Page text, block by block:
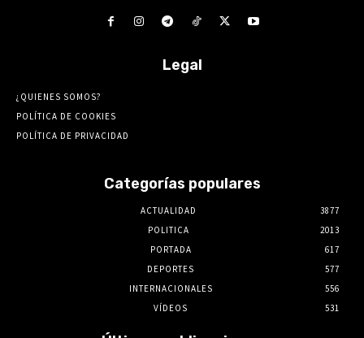
Legal
¿QUIENES SOMOS?
POLÍTICA DE COOKIES
POLÍTICA DE PRIVACIDAD
Categorías populares
ACTUALIDAD
3877
POLITICA
2013
PORTADA
617
DEPORTES
577
INTERNACIONALES
556
VÍDEOS
531